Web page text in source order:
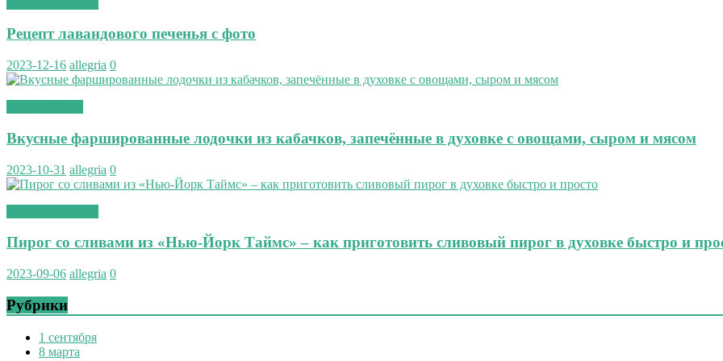
Рецепт лавандового печенья с фото
2023-12-16 allegria 0
Вкусные фаршированные лодочки из кабачков, запечённые в духовке с овощами, сыром и мясом
2023-10-31 allegria 0
Пирог со сливами из «Нью-Йорк Таймс» – как приготовить сливовый пирог в духовке быстро и
2023-09-06 allegria 0
Рубрики
1 сентября
8 марта